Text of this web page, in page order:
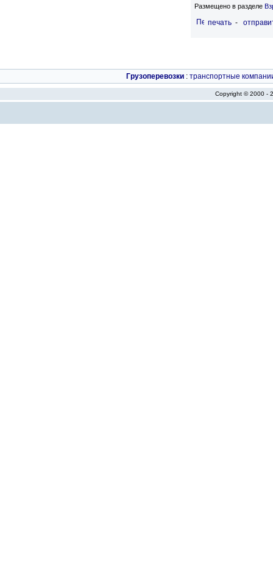
Размещено в разделе
печать -
Грузоперевозки : транспортные
Copyright © 2000 -